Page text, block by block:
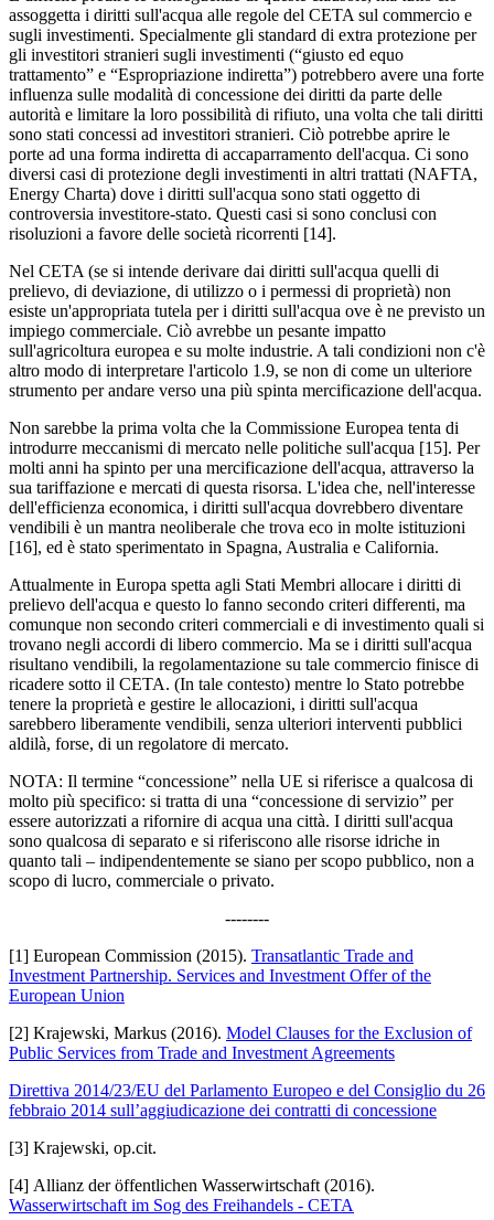
assoggetta i diritti sull'acqua alle regole del CETA sul commercio e
sugli investimenti. Specialmente gli standard di extra protezione per
gli investitori stranieri sugli investimenti (“giusto ed equo
trattamento” e “Espropriazione indiretta”) potrebbero avere una forte
influenza sulle modalità di concessione dei diritti da parte delle
autorità e limitare la loro possibilità di rifiuto, una volta che tali diritti
sono stati concessi ad investitori stranieri. Ciò potrebbe aprire le
porte ad una forma indiretta di accaparramento dell'acqua. Ci sono
diversi casi di protezione degli investimenti in altri trattati (NAFTA,
Energy Charta) dove i diritti sull'acqua sono stati oggetto di
controversia investitore-stato. Questi casi si sono conclusi con
risoluzioni a favore delle società ricorrenti [14].
Nel CETA (se si intende derivare dai diritti sull'acqua quelli di
prelievo, di deviazione, di utilizzo o i permessi di proprietà) non
esiste un'appropriata tutela per i diritti sull'acqua ove è ne previsto un
impiego commerciale. Ciò avrebbe un pesante impatto
sull'agricoltura europea e su molte industrie. A tali condizioni non c'è
altro modo di interpretare l'articolo 1.9, se non di come un ulteriore
strumento per andare verso una più spinta mercificazione dell'acqua.
Non sarebbe la prima volta che la Commissione Europea tenta di
introdurre meccanismi di mercato nelle politiche sull'acqua [15]. Per
molti anni ha spinto per una mercificazione dell'acqua, attraverso la
sua tariffazione e mercati di questa risorsa. L'idea che, nell'interesse
dell'efficienza economica, i diritti sull'acqua dovrebbero diventare
vendibili è un mantra neoliberale che trova eco in molte istituzioni
[16], ed è stato sperimentato in Spagna, Australia e California.
Attualmente in Europa spetta agli Stati Membri allocare i diritti di
prelievo dell'acqua e questo lo fanno secondo criteri differenti, ma
comunque non secondo criteri commerciali e di investimento quali si
trovano negli accordi di libero commercio. Ma se i diritti sull'acqua
risultano vendibili, la regolamentazione su tale commercio finisce di
ricadere sotto il CETA. (In tale contesto) mentre lo Stato potrebbe
tenere la proprietà e gestire le allocazioni, i diritti sull'acqua
sarebbero liberamente vendibili, senza ulteriori interventi pubblici
aldilà, forse, di un regolatore di mercato.
NOTA: Il termine “concessione” nella UE si riferisce a qualcosa di
molto più specifico: si tratta di una “concessione di servizio” per
essere autorizzati a rifornire di acqua una città. I diritti sull'acqua
sono qualcosa di separato e si riferiscono alle risorse idriche in
quanto tali – indipendentemente se siano per scopo pubblico, non a
scopo di lucro, commerciale o privato.
--------
[1] European Commission (2015). Transatlantic Trade and
Investment Partnership. Services and Investment Offer of the
European Union
[2] Krajewski, Markus (2016). Model Clauses for the Exclusion of
Public Services from Trade and Investment Agreements
Direttiva 2014/23/EU del Parlamento Europeo e del Consiglio du 26
febbraio 2014 sull’aggiudicazione dei contratti di concessione
[3] Krajewski, op.cit.
[4] Allianz der öffentlichen Wasserwirtschaft (2016).
Wasserwirtschaft im Sog des Freihandels - CETA